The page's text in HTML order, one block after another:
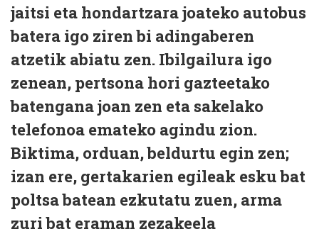
jaitsi eta hondartzara joateko autobus
batera igo ziren bi adingaberen
atzetik abiatu zen. Ibilgailura igo
zenean, pertsona hori gazteetako
batengana joan zen eta sakelako
telefonoa emateko agindu zion.
Biktima, orduan, beldurtu egin zen;
izan ere, gertakarien egileak esku bat
poltsa batean ezkutatu zuen, arma
zuri bat eraman zezakeela